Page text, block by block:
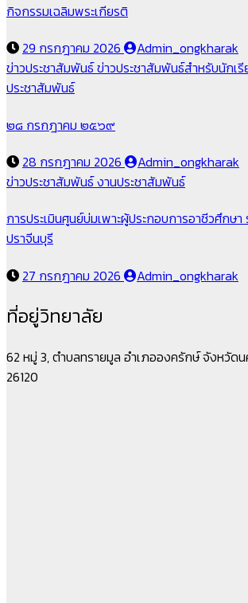
กิจกรรมเฉลิมพระเกียรติ
29 กรกฎาคม 2026
Admin_ongkharak
ข่าวประชาสัมพันธ์ข่าวประชาสัมพันธ์สำหรับนักเ
ประชาสัมพันธ์
๒๘ กรกฎาคม ๒๕๖๙
28 กรกฎาคม 2026
Admin_ongkharak
ข่าวประชาสัมพันธ์งานประชาสัมพันธ์
การประเมินศูนย์บ่มเพาะผู้ประกอบการอาชีวศึกษ
ปราจีนบุรี
27 กรกฎาคม 2026
Admin_ongkharak
ที่อยู่วิทยาลัย
62 หมู่ 3, ตำบลทรายมูล อำเภอองครักษ์ จังหวัดน
26120